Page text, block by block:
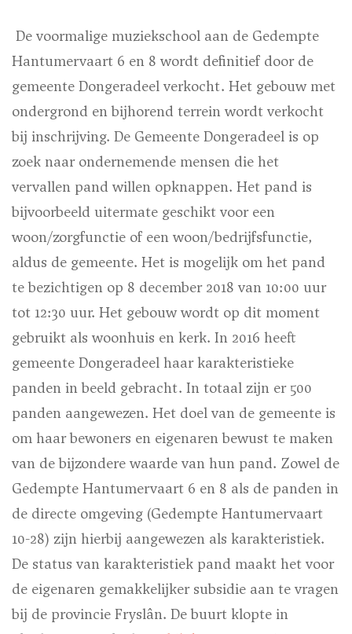
De voormalige muziekschool aan de Gedempte
Hantumervaart 6 en 8 wordt definitief door de
gemeente Dongeradeel verkocht. Het gebouw met
ondergrond en bijhorend terrein wordt verkocht
bij inschrijving. De Gemeente Dongeradeel is op
zoek naar ondernemende mensen die het
vervallen pand willen opknappen. Het pand is
bijvoorbeeld uitermate geschikt voor een
woon/zorgfunctie of een woon/bedrijfsfunctie,
aldus de gemeente. Het is mogelijk om het pand
te bezichtigen op 8 december 2018 van 10:00 uur
tot 12:30 uur. Het gebouw wordt op dit moment
gebruikt als woonhuis en kerk. In 2016 heeft
gemeente Dongeradeel haar karakteristieke
panden in beeld gebracht. In totaal zijn er 500
panden aangewezen. Het doel van de gemeente is
om haar bewoners en eigenaren bewust te maken
van de bijzondere waarde van hun pand. Zowel de
Gedempte Hantumervaart 6 en 8 als de panden in
de directe omgeving (Gedempte Hantumervaart
10-28) zijn hierbij aangewezen als karakteristiek.
De status van karakteristiek pand maakt het voor
de eigenaren gemakkelijker subsidie aan te vragen
bij de provincie Fryslân. De buurt klopte in